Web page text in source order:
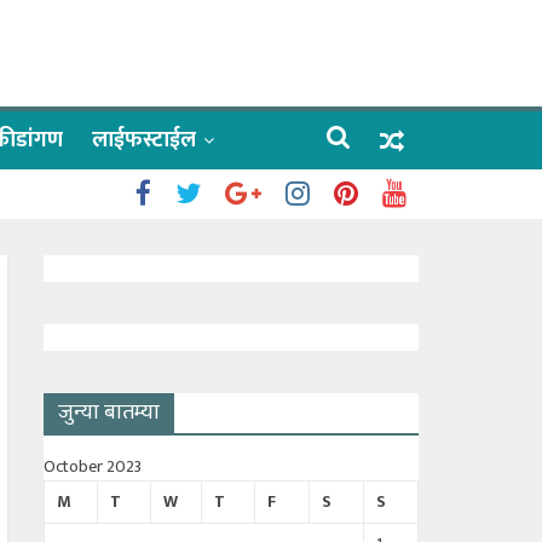
लाईफस्टाईल
दर्शन
जुन्या बातम्या
October 2023
M
T W T F S
S